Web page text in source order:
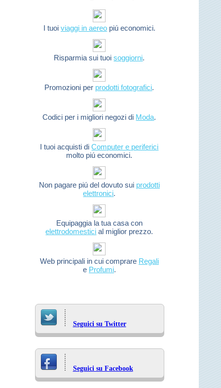
I tuoi viaggi in aereopiú economici.
Risparmia sui tuoisoggiorni.
Promozioni per prodotti fotografici.
Codici per i migliori negozi di Moda.
I tuoi acquisti diComputer e periferici
molto piú economici.
Non pagare piú del dovuto sui prodotti
elettronici.
Equipaggia la tua casa con
elettrodomestici al miglior prezzo.
Web principali in cui comprare Regali
e Profumi.
Seguici su Twitter
Seguici su Facebook